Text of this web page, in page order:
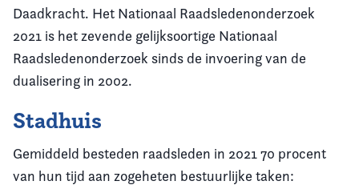
Daadkracht. Het Nationaal Raadsledenonderzoek
2021 is het zevende gelijksoortige Nationaal
Raadsledenonderzoek sinds de invoering van de
dualisering in 2002.
Stadhuis
Gemiddeld besteden raadsleden in 2021 70 procent
van hun tijd aan zogeheten bestuurlijke taken: